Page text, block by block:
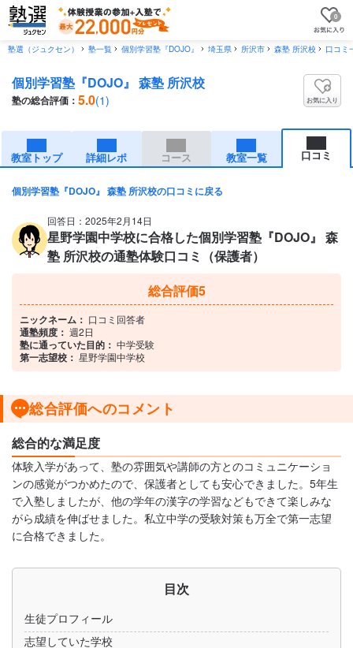
0
塾選（ジュクセン） 塾一覧 個別学習塾『DOJO』 埼玉県 所沢市 森塾 所沢校 口コミ
個別学習塾『DOJO』 森塾 所沢校
塾の総合評価： 5.0(1) お気に入り
教室トップ 詳細レポ コース 教室一覧 口コミ
個別学習塾『DOJO』 森塾 所沢校の口コミに戻る
回答日：2025年2月14日
星野学園中学校に合格した個別学習塾『DOJO』 森
塾 所沢校の通塾体験口コミ（保護者）
総合評価5
ニックネーム： 口コミ回答者
通塾頻度： 週2日
塾に通っていた目的： 中学受験
第一志望校： 星野学園中学校
総合評価へのコメント
総合的な満足度
体験入学があって、塾の雰囲気や講師の方とのコミュニケーショ
ンの感覚がつかめたので、保護者としても安心できました。5年生
で入塾しましたが、他の学年の漢字の学習などもできて楽しみな
がら成績を伸ばせました。私立中学の受験対策も万全で第一志望
に合格できました。
目次
生徒プロフィール
志望していた学校